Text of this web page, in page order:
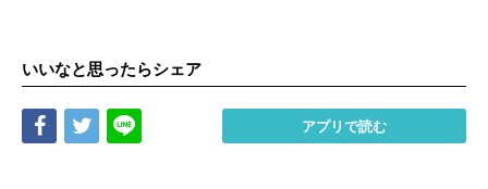
いいなと思ったらシェア
Share Tweet アプリで読む